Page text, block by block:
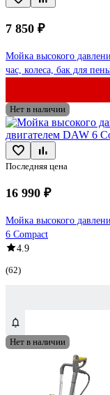
7 850 ₽
Мойка высокого
час, колеса, бак для
Нет в наличии
Последняя цена
16 990 ₽
Мойка высокого
6 Compact
4.9
(62)
Нет в наличии